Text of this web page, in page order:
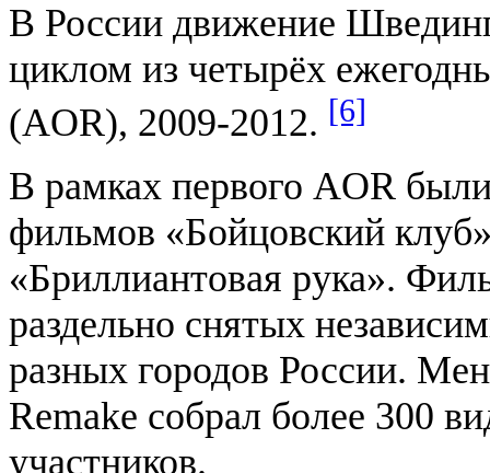
В России движение
циклом из четырёх
(AOR), 2009-2012. [6]
В рамках первого AOR
фильмов «Бойцовский
«Бриллиантовая рука».
раздельно снятых
разных городов России.
Remake собрал более 300
участников.